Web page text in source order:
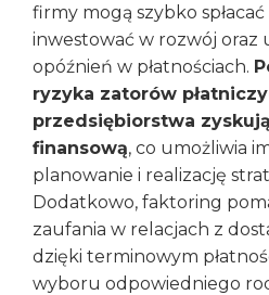
firmy mogą szybko
inwestować w rozwój oraz
opóźnień w płatnościach.
ryzyka zatorów
przedsiębiorstwa
finansową, co umożliwia
planowanie i realizację
Dodatkowo, faktoring
zaufania w relacjach z
dzięki terminowym
wyboru odpowiedniego